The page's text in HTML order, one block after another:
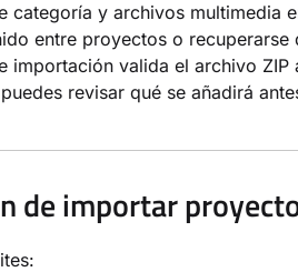
categoría y archivos multimedia
entre proyectos o recuperarse
importación valida el archivo ZIP
revisar qué se añadirá
de importar